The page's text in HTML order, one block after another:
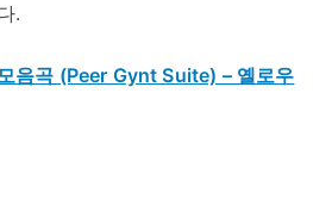
.
음곡 (Peer Gynt Suite) – 옐로우